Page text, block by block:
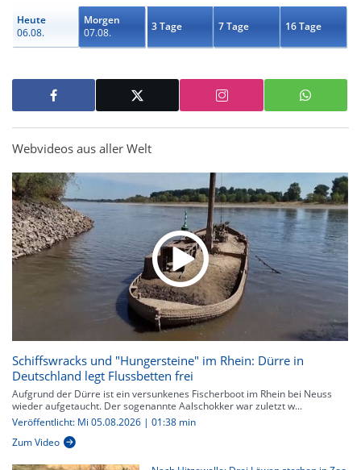
Heute
06.08.
Morgen
07.08.
3 Tage 7 Tage 16 Tage
Webvideos aus aller Welt
Schiffswracks und "Hungersteine" im Rhein: Dürre in
Deutschland legt Flussbetten frei
Aufgrund der Dürre ist ein versunkenes Fischerboot im Rhein bei Neuss
wieder aufgetaucht. Der sogenannte Aalschokker war zuletzt w...
Veröffentlicht: Mi 05.08.2026 | 01:38 min
Zum Video